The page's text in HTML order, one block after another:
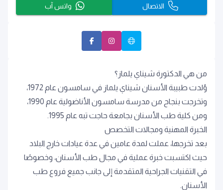
من هي الدكتورة شيناي يلماز؟
وُلدت طبيبة الأسنان شيناي يلماز في سامسون عام 1972،
وتخرجت بنجاح من مدرسة سامسون الأناضولية عام 1990،
ومن كلية طب الأسنان بجامعة حاجت تبه عام 1995.
الخبرة المهنية ومجالات التخصص
بعد تخرجها، عملت لمدة عامين في عدة عيادات خارج البلاد
حيث اكتسبت خبرة عملية في مجال طب الأسنان، وخصوصًا
في التقنيات الجراحية المتقدمة إلى جانب جميع فروع طب
الأسنان.
الاتصال واتس آب